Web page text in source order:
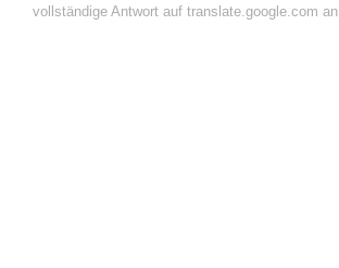
vollständige Antwort auf translate.google.com an